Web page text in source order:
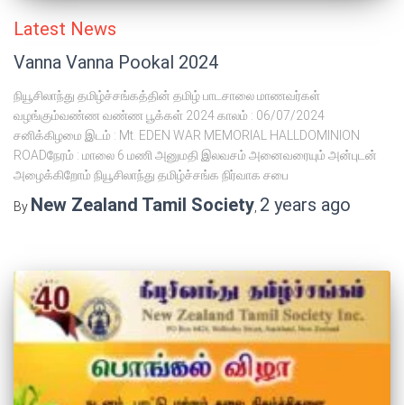
Latest News
Vanna Vanna Pookal 2024
நியூசிலாந்து தமிழ்ச்சங்கத்தின் தமிழ் பாடசாலை மாணவர்கள்
வழங்கும்வண்ண வண்ண பூக்கள் 2024 காலம் : 06/07/2024
சனிக்கிழமை இடம் : Mt. EDEN WAR MEMORIAL HALLDOMINION
ROADநேரம் : மாலை 6 மணி அனுமதி இலவசம் அனைவரையும் அன்புடன்
அழைக்கிறோம் நியூசிலாந்து தமிழ்ச்சங்க நிர்வாக சபை
By New Zealand Tamil Society 2 years ago